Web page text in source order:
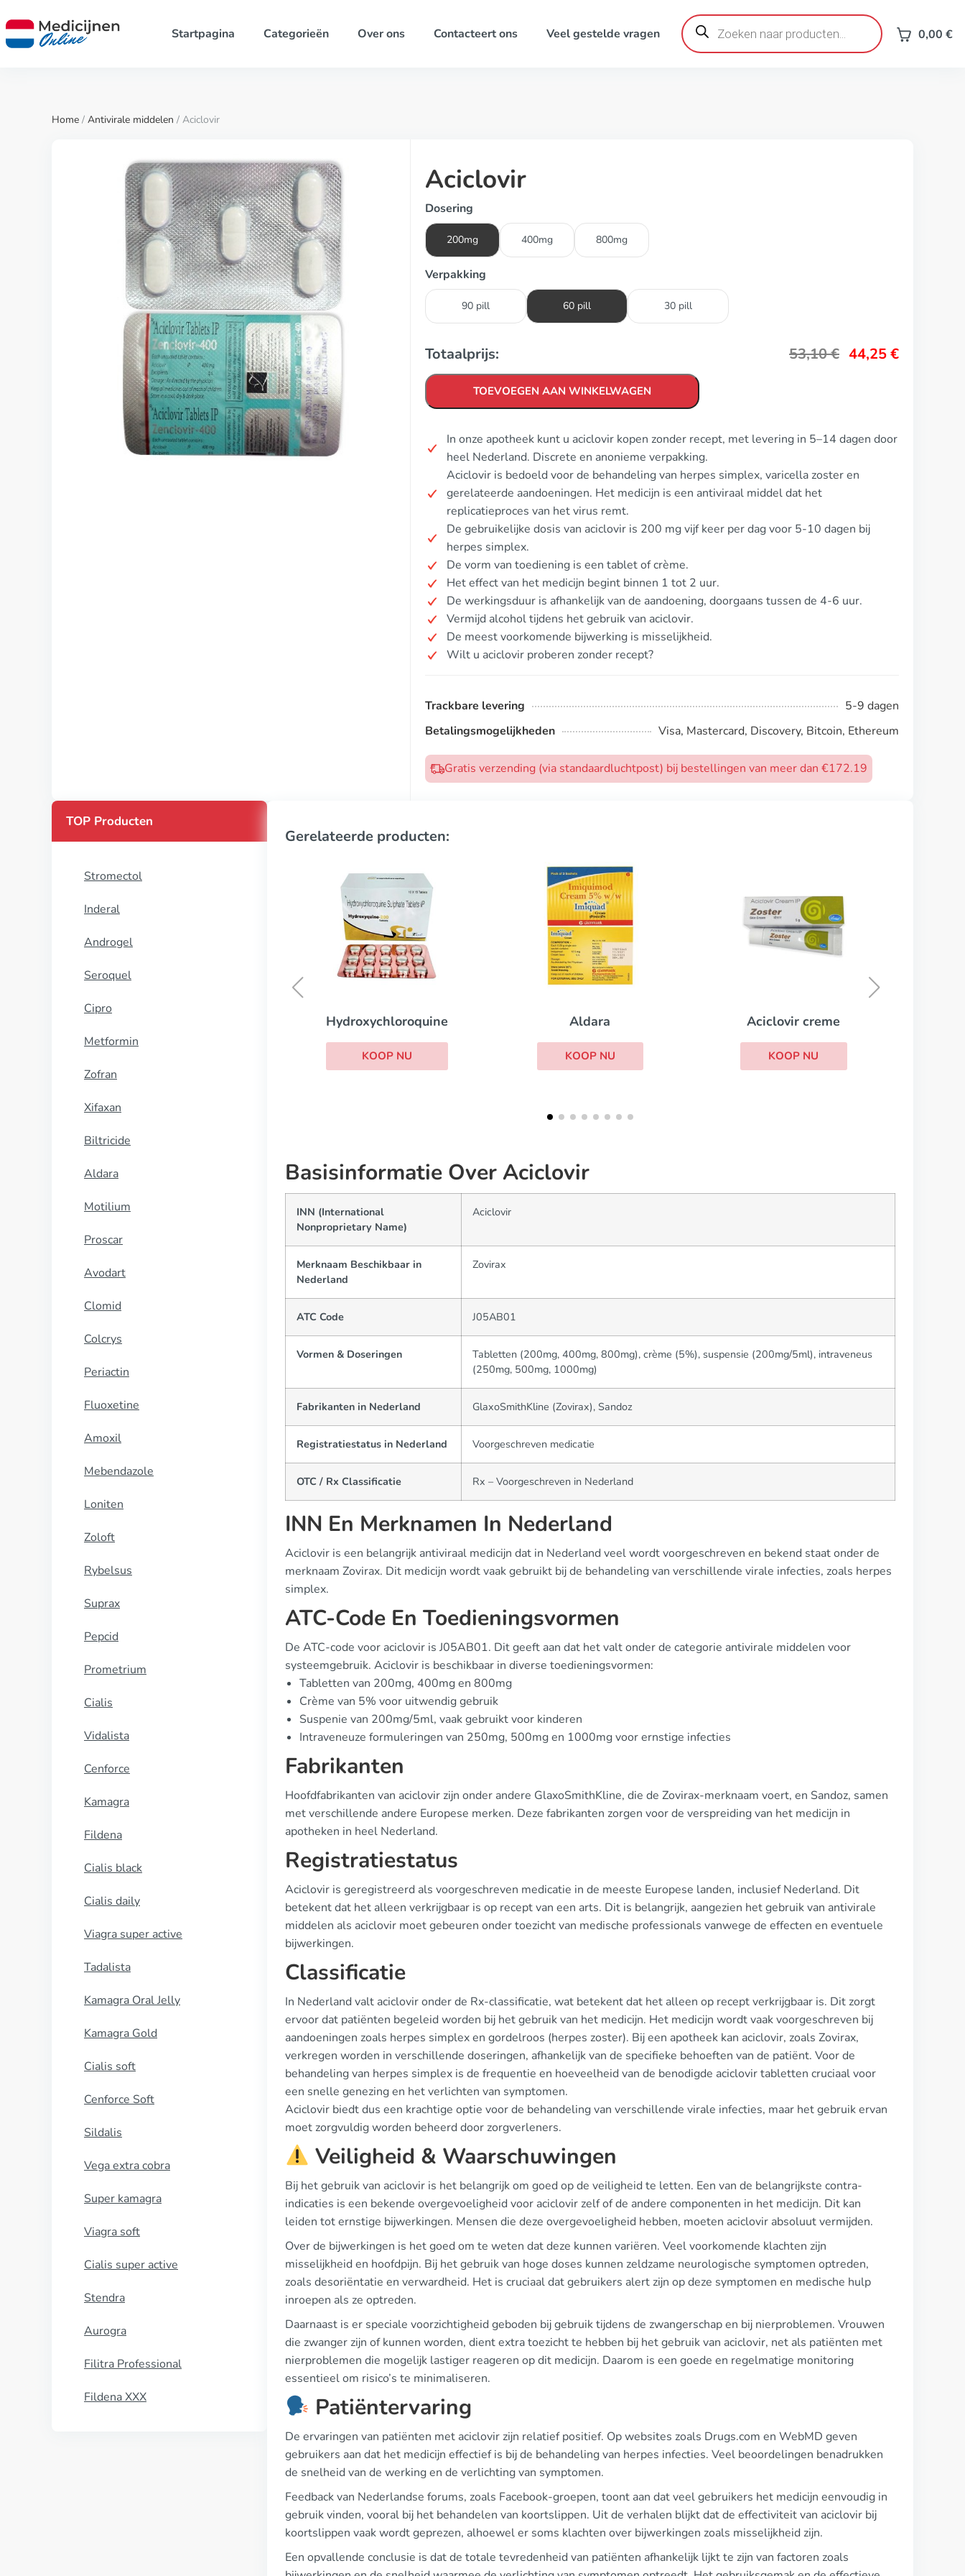
Startpagina Categorieën Over ons Contacteert ons Veel gestelde vragen
Producten
zoeken 0,00 €
Home / Antivirale middelen / Aciclovir
Aciclovir
Dosering
200mg 400mg 800mg
Verpakking
90 pill 60 pill 30 pill
Totaalprijs: 53,10€ 44,25€
TOEVOEGEN AAN WINKELWAGEN
In onze apotheek kunt u aciclovir kopen zonder recept, met levering in 5–14 dagen door
heel Nederland. Discrete en anonieme verpakking.
Aciclovir is bedoeld voor de behandeling van herpes simplex, varicella zoster en
gerelateerde aandoeningen. Het medicijn is een antiviraal middel dat het
replicatieproces van het virus remt.
De gebruikelijke dosis van aciclovir is 200 mg vijf keer per dag voor 5-10 dagen bij
herpes simplex.
De vorm van toediening is een tablet of crème.
Het effect van het medicijn begint binnen 1 tot 2 uur.
De werkingsduur is afhankelijk van de aandoening, doorgaans tussen de 4-6 uur.
Vermijd alcohol tijdens het gebruik van aciclovir.
De meest voorkomende bijwerking is misselijkheid.
Wilt u aciclovir proberen zonder recept?
Trackbare levering
5-9 dagen
Betalingsmogelijkheden
Visa, Mastercard, Discovery, Bitcoin, Ethereum
Gratis verzending (via standaardluchtpost) bij bestellingen van meer dan €172.19
TOP Producten
Stromectol
Inderal
Androgel
Seroquel
Cipro
Metformin
Zofran
Xifaxan
Biltricide
Aldara
Motilium
Proscar
Avodart
Clomid
Colcrys
Periactin
Fluoxetine
Amoxil
Mebendazole
Loniten
Zoloft
Rybelsus
Suprax
Pepcid
Prometrium
Cialis
Vidalista
Cenforce
Kamagra
Fildena
Cialis black
Cialis daily
Viagra super active
Tadalista
Kamagra Oral Jelly
Kamagra Gold
Cialis soft
Cenforce Soft
Sildalis
Vega extra cobra
Super kamagra
Viagra soft
Cialis super active
Stendra
Aurogra
Filitra Professional
Fildena XXX
Gerelateerde producten:
Aldara
KOOP NU
Aciclovir creme
KOOP NU
Chloroquine
Basisinformatie Over Aciclovir
INN (International
Nonproprietary Name)
Aciclovir
Merknaam Beschikbaar in
Nederland
Zovirax
ATC Code J05AB01
Vormen & Doseringen
Tabletten (200mg, 400mg, 800mg), crème (5%), suspensie (200mg/5ml), intraveneus
(250mg, 500mg, 1000mg)
Fabrikanten in Nederland GlaxoSmithKline (Zovirax), Sandoz
Registratiestatus in Nederland Voorgeschreven medicatie
OTC / Rx Classificatie Rx – Voorgeschreven in Nederland
INN En Merknamen In Nederland
Aciclovir is een belangrijk antiviraal medicijn dat in Nederland veel wordt voorgeschreven en bekend staat onder de
merknaam Zovirax. Dit medicijn wordt vaak gebruikt bij de behandeling van verschillende virale infecties, zoals herpes
simplex.
ATC-Code En Toedieningsvormen
De ATC-code voor aciclovir is J05AB01. Dit geeft aan dat het valt onder de categorie antivirale middelen voor
systeemgebruik. Aciclovir is beschikbaar in diverse toedieningsvormen:
Tabletten van 200mg, 400mg en 800mg
Crème van 5% voor uitwendig gebruik
Suspenie van 200mg/5ml, vaak gebruikt voor kinderen
Intraveneuze formuleringen van 250mg, 500mg en 1000mg voor ernstige infecties
Fabrikanten
Hoofdfabrikanten van aciclovir zijn onder andere GlaxoSmithKline, die de Zovirax-merknaam voert, en Sandoz, samen
met verschillende andere Europese merken. Deze fabrikanten zorgen voor de verspreiding van het medicijn in
apotheken in heel Nederland.
Registratiestatus
Aciclovir is geregistreerd als voorgeschreven medicatie in de meeste Europese landen, inclusief Nederland. Dit
betekent dat het alleen verkrijgbaar is op recept van een arts. Dit is belangrijk, aangezien het gebruik van antivirale
middelen als aciclovir moet gebeuren onder toezicht van medische professionals vanwege de effecten en eventuele
bijwerkingen.
Classificatie
In Nederland valt aciclovir onder de Rx-classificatie, wat betekent dat het alleen op recept verkrijgbaar is. Dit zorgt
ervoor dat patiënten begeleid worden bij het gebruik van het medicijn. Het medicijn wordt vaak voorgeschreven bij
aandoeningen zoals herpes simplex en gordelroos (herpes zoster). Bij een apotheek kan aciclovir, zoals Zovirax,
verkregen worden in verschillende doseringen, afhankelijk van de specifieke behoeften van de patiënt. Voor de
behandeling van herpes simplex is de frequentie en hoeveelheid van de benodigde aciclovir tabletten cruciaal voor
een snelle genezing en het verlichten van symptomen.
Aciclovir biedt dus een krachtige optie voor de behandeling van verschillende virale infecties, maar het gebruik ervan
moet zorgvuldig worden beheerd door zorgverleners.
Veiligheid & Waarschuwingen
Bij het gebruik van aciclovir is het belangrijk om goed op de veiligheid te letten. Een van de belangrijkste contra-
indicaties is een bekende overgevoeligheid voor aciclovir zelf of de andere componenten in het medicijn. Dit kan
leiden tot ernstige bijwerkingen. Mensen die deze overgevoeligheid hebben, moeten aciclovir absoluut vermijden.
Over de bijwerkingen is het goed om te weten dat deze kunnen variëren. Veel voorkomende klachten zijn
misselijkheid en hoofdpijn. Bij het gebruik van hoge doses kunnen zeldzame neurologische symptomen optreden,
zoals desoriëntatie en verwardheid. Het is cruciaal dat gebruikers alert zijn op deze symptomen en medische hulp
inroepen als ze optreden.
Daarnaast is er speciale voorzichtigheid geboden bij gebruik tijdens de zwangerschap en bij nierproblemen. Vrouwen
die zwanger zijn of kunnen worden, dient extra toezicht te hebben bij het gebruik van aciclovir, net als patiënten met
nierproblemen die mogelijk lastiger reageren op dit medicijn. Daarom is een goede en regelmatige monitoring
essentieel om risico’s te minimaliseren.
Patiëntervaring
De ervaringen van patiënten met aciclovir zijn relatief positief. Op websites zoals Drugs.com en WebMD geven
gebruikers aan dat het medicijn effectief is bij de behandeling van herpes infecties. Veel beoordelingen benadrukken
de snelheid van de werking en de verlichting van symptomen.
Feedback van Nederlandse forums, zoals Facebook-groepen, toont aan dat veel gebruikers het medicijn eenvoudig in
gebruik vinden, vooral bij het behandelen van koortslippen. Uit de verhalen blijkt dat de effectiviteit van aciclovir bij
koortslippen vaak wordt geprezen, alhoewel er soms klachten over bijwerkingen zoals misselijkheid zijn.
Een opvallende conclusie is dat de totale tevredenheid van patiënten afhankelijk lijkt te zijn van factoren zoals